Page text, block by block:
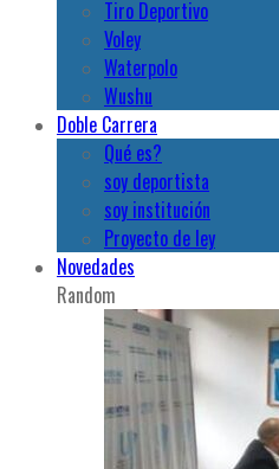
Tiro Deportivo
Voley
Waterpolo
Wushu
Doble Carrera
Qué es?
soy deportista
soy institución
Proyecto de ley
Novedades
Random